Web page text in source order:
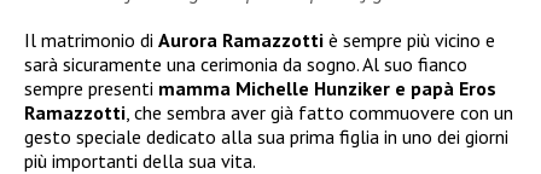
Il matrimonio di Aurora Ramazzotti è sempre più vicino e
sarà sicuramente una cerimonia da sogno. Al suo fianco
sempre presenti mamma Michelle Hunziker e papà Eros
Ramazzotti , che sembra aver già fatto commuovere con un
gesto speciale dedicato alla sua prima figlia in uno dei giorni
più importanti della sua vita.